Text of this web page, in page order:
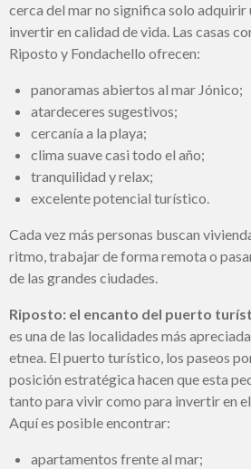
cerca del mar no significa solo adquirir
invertir en calidad de vida. Las casas
Riposto y Fondachello ofrecen:
panoramas abiertos al mar Jónico;
atardeceres sugestivos;
cercanía a la playa;
clima suave casi todo el año;
tranquilidad y relax;
excelente potencial turístico.
Cada vez más personas buscan
ritmo, trabajar de forma remota o
de las grandes ciudades.
Riposto: el encanto del puerto
es una de las localidades más
etnea. El puerto turístico, los paseos
posición estratégica hacen que esta
tanto para vivir como para invertir en
Aquí es posible encontrar:
apartamentos frente al mar;